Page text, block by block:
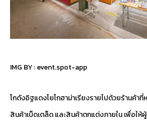
IMG BY :event.spot-app
โกดังอิฐแดงโยโกฮาม่าเรียงรายไปด้วยร้านค้า
สินค้าเบ็ดเตล็ด และสินค้าตกแต่งภายใน เพื่อให้